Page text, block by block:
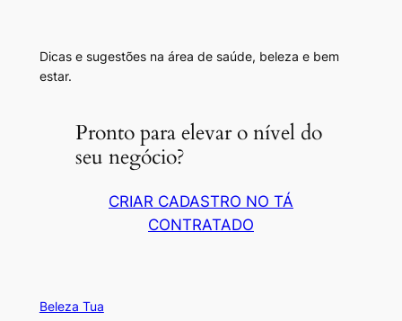
Dicas e sugestões na área de saúde, beleza e bem
estar.
Pronto para elevar o nível do
seu negócio?
CRIAR CADASTRO NO TÁ
CONTRATADO
Beleza Tua